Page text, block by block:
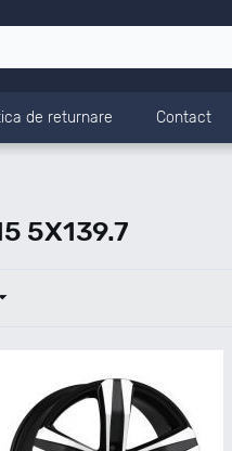
de returnare Contact
5X139.7